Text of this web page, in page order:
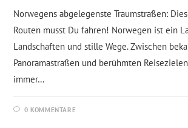
Norwegens abgelegenste Traumstraßen:
Routen musst Du fahren! Norwegen ist ein
Landschaften und stille Wege. Zwischen
Panoramastraßen und berühmten
immer…
0 KOMMENTARE